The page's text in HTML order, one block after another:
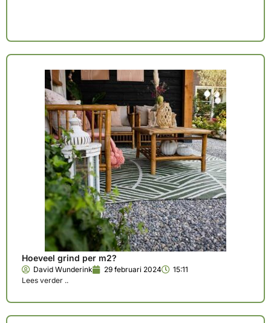
Hoeveel grind per m2?
David Wunderink 29 februari 2024
15:11
Lees verder ..